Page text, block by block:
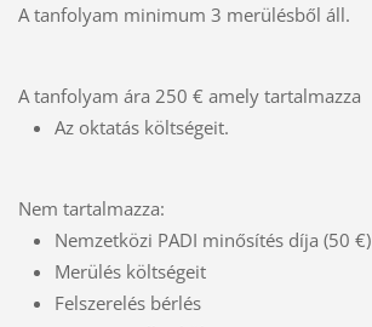
A tanfolyam minimum 3 merülésből áll.
A tanfolyam ára 250 € amely tartalmazza
Az oktatás költségeit.
Nem tartalmazza:
Nemzetközi PADI minősítés díja (50 €)
Merülés költségeit
Felszerelés bérlés